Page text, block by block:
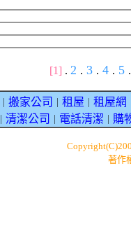
[1] . 2 . 3 . 4 . 5 .
搬家公司 租屋 租屋網
清潔公司 電話清潔 購
著作